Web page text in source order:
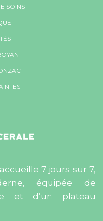
SOINS
7 jours sur 7,
équipée de
et d’un plateau